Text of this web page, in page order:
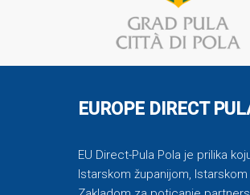
EUROPE DIRECT
EU Direct-Pula Pola je prilika
Istarskom županijom,